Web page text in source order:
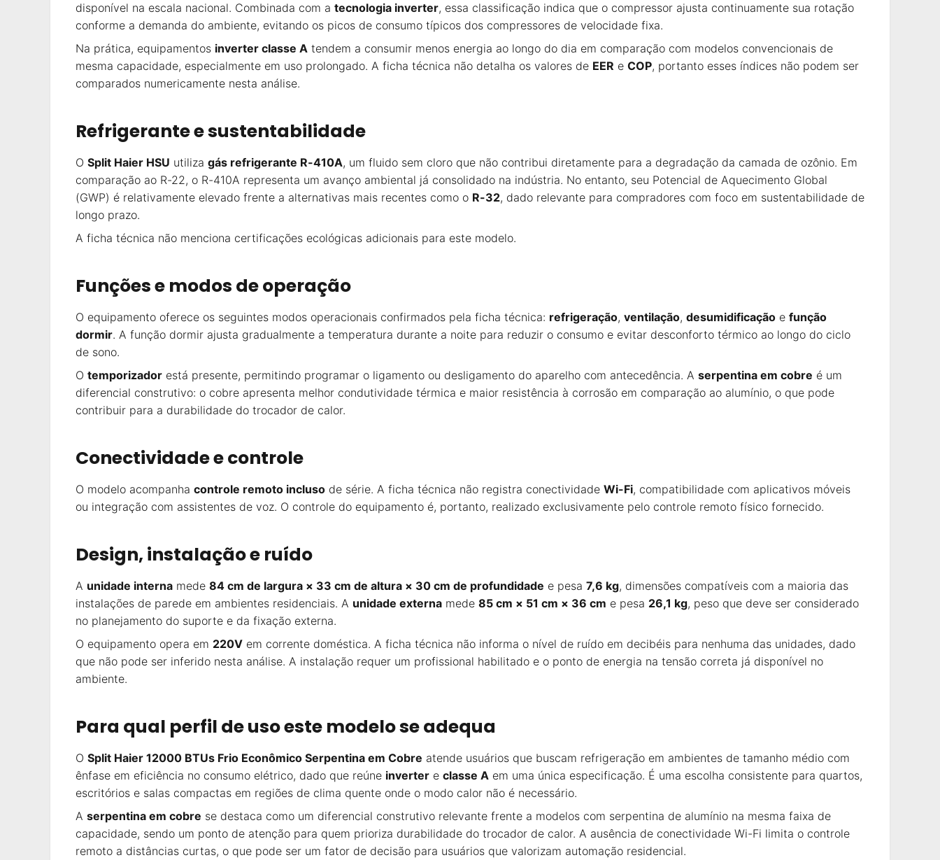
disponível na escala nacional. Combinada com a tecnologia inverter, essa classificação indica que o compressor ajusta continuamente sua rotação
conforme a demanda do ambiente, evitando os picos de consumo típicos dos compressores de velocidade fixa.
Na prática, equipamentos inverter classe A tendem a consumir menos energia ao longo do dia em comparação com modelos convencionais de
mesma capacidade, especialmente em uso prolongado. A ficha técnica não detalha os valores de EER e COP, portanto esses índices não podem ser
comparados numericamente nesta análise.
Refrigerante e sustentabilidade
O Split Haier HSU utiliza gás refrigerante R-410A, um fluido sem cloro que não contribui diretamente para a degradação da camada de ozônio. Em
comparação ao R-22, o R-410A representa um avanço ambiental já consolidado na indústria. No entanto, seu Potencial de Aquecimento Global
(GWP) é relativamente elevado frente a alternativas mais recentes como o R-32, dado relevante para compradores com foco em sustentabilidade de
longo prazo.
A ficha técnica não menciona certificações ecológicas adicionais para este modelo.
Funções e modos de operação
O equipamento oferece os seguintes modos operacionais confirmados pela ficha técnica: refrigeração, ventilação, desumidificação e função
dormir. A função dormir ajusta gradualmente a temperatura durante a noite para reduzir o consumo e evitar desconforto térmico ao longo do ciclo
de sono.
O temporizador está presente, permitindo programar o ligamento ou desligamento do aparelho com antecedência. A serpentina em cobre é um
diferencial construtivo: o cobre apresenta melhor condutividade térmica e maior resistência à corrosão em comparação ao alumínio, o que pode
contribuir para a durabilidade do trocador de calor.
Conectividade e controle
O modelo acompanha controle remoto incluso de série. A ficha técnica não registra conectividade Wi-Fi, compatibilidade com aplicativos móveis
ou integração com assistentes de voz. O controle do equipamento é, portanto, realizado exclusivamente pelo controle remoto físico fornecido.
Design, instalação e ruído
A unidade interna mede 84 cm de largura × 33 cm de altura × 30 cm de profundidade e pesa 7,6 kg, dimensões compatíveis com a maioria das
instalações de parede em ambientes residenciais. A unidade externa mede 85 cm × 51 cm × 36 cm e pesa 26,1 kg, peso que deve ser considerado
no planejamento do suporte e da fixação externa.
O equipamento opera em 220V em corrente doméstica. A ficha técnica não informa o nível de ruído em decibéis para nenhuma das unidades, dado
que não pode ser inferido nesta análise. A instalação requer um profissional habilitado e o ponto de energia na tensão correta já disponível no
ambiente.
Para qual perfil de uso este modelo se adequa
O Split Haier 12000 BTUs Frio Econômico Serpentina em Cobre atende usuários que buscam refrigeração em ambientes de tamanho médio com
ênfase em eficiência no consumo elétrico, dado que reúne inverter e classe A em uma única especificação. É uma escolha consistente para quartos,
escritórios e salas compactas em regiões de clima quente onde o modo calor não é necessário.
A serpentina em cobre se destaca como um diferencial construtivo relevante frente a modelos com serpentina de alumínio na mesma faixa de
capacidade, sendo um ponto de atenção para quem prioriza durabilidade do trocador de calor. A ausência de conectividade Wi-Fi limita o controle
remoto a distâncias curtas, o que pode ser um fator de decisão para usuários que valorizam automação residencial.